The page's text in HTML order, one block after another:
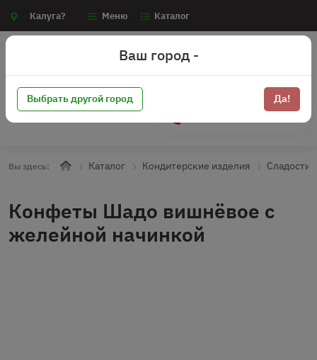
Калуга? Меню Каталог
Вы здесь: Каталог Кондитерские изделия Сладости
Конфеты Шадо вишнёвое с
желейной начинкой
Ваш город -
Выбрать другой город Да!